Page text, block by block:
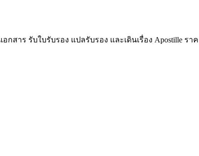
าร รับใบรับรอง แปลรับรอง และเดินเรื่อง Apostille ราค